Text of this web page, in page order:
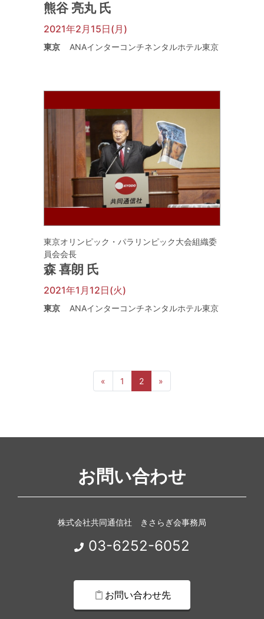
熊谷 亮丸 氏
2021年2月15日(月)
東京 ANAインターコンチネンタルホテル東京
東京オリンピック・パラリンピック大会組織委
員会会長
森 喜朗 氏
2021年1月12日(火)
東京 ANAインターコンチネンタルホテル東京
« 前へ1 2 »
お問い合わせ
株式会社共同通信社 きさらぎ会事務局
03-6252-6052
お問い合わせ先